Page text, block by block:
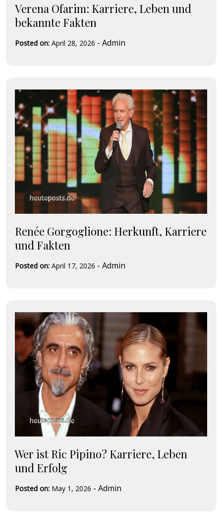
Verena Ofarim: Karriere, Leben und
bekannte Fakten
Posted on: April 28, 2026 - Admin
Renée Gorgoglione: Herkunft, Karriere
und Fakten
Posted on: April 17, 2026 - Admin
Wer ist Ric Pipino? Karriere, Leben
und Erfolg
Posted on: May 1, 2026 - Admin